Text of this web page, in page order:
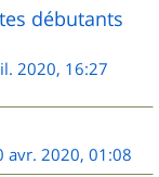
débutants
2020, 16:27
avr. 2020, 01:08